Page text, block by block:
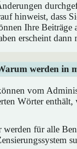
hinweist, dass
Ihre Beiträge
erscheint
werden in
vom
Wörter
für alle